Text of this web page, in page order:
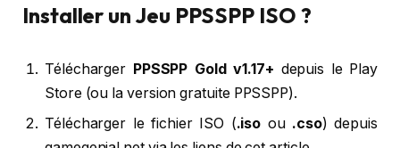
Installer un Jeu PPSSPP ISO ?
Télécharger PPSSPP Gold v1.17+ depuis le Play
Store (ou la version gratuite PPSSPP).
Télécharger le fichier ISO (.iso ou .cso) depuis